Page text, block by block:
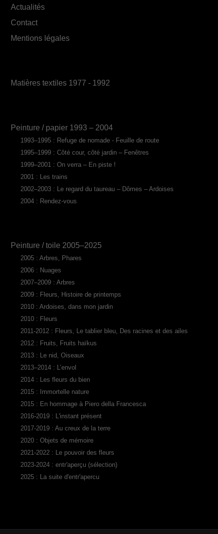
Actualités
Contact
Mentions légales
Matières textiles 1977 - 1992
Peinture / papier 1993 – 2004
1993–1995 : Refuge de nomade - Feuille de route
1995–1999 : Côté cour, côté jardin – Fenêtres
1999–2001 : On verra – En piste !
2001 : Les trains
2002–2003 : Le regard du taureau – Dômes – Ardoises
2004 : Rendez-vous
Peinture / toile 2005–2025
2005 : Arbres, Phares
2006 : Nuages
2007–2009 : Arbres
2009 : Fleurs, Histoire de printemps
2010 : Ardoises, dans mon jardin
2010 : Fleurs
2011-2012 : Fleurs, Le tablier bleu, Des racines et des ailes
2012 : Fruits, Fruits haïkus
2013 : Le nid, Oiseaux
2013–2014 : L’envol
2014 : Les fleurs du bien
2015 : Immortelle nature
2015 : En hommage à Piero della Francesca
2016-2019 : L'instant présent
2017-2019 : Au creux de la terre
2020 : Objets de mémoire
2021-2022 : Le pouvoir des fleurs
2023-2024 : entr'aperçu (sélection)
2025 : La suite d'entr'apercu